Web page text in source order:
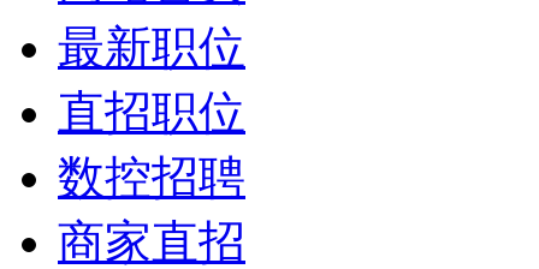
最新职位
直招职位
数控招聘
商家直招